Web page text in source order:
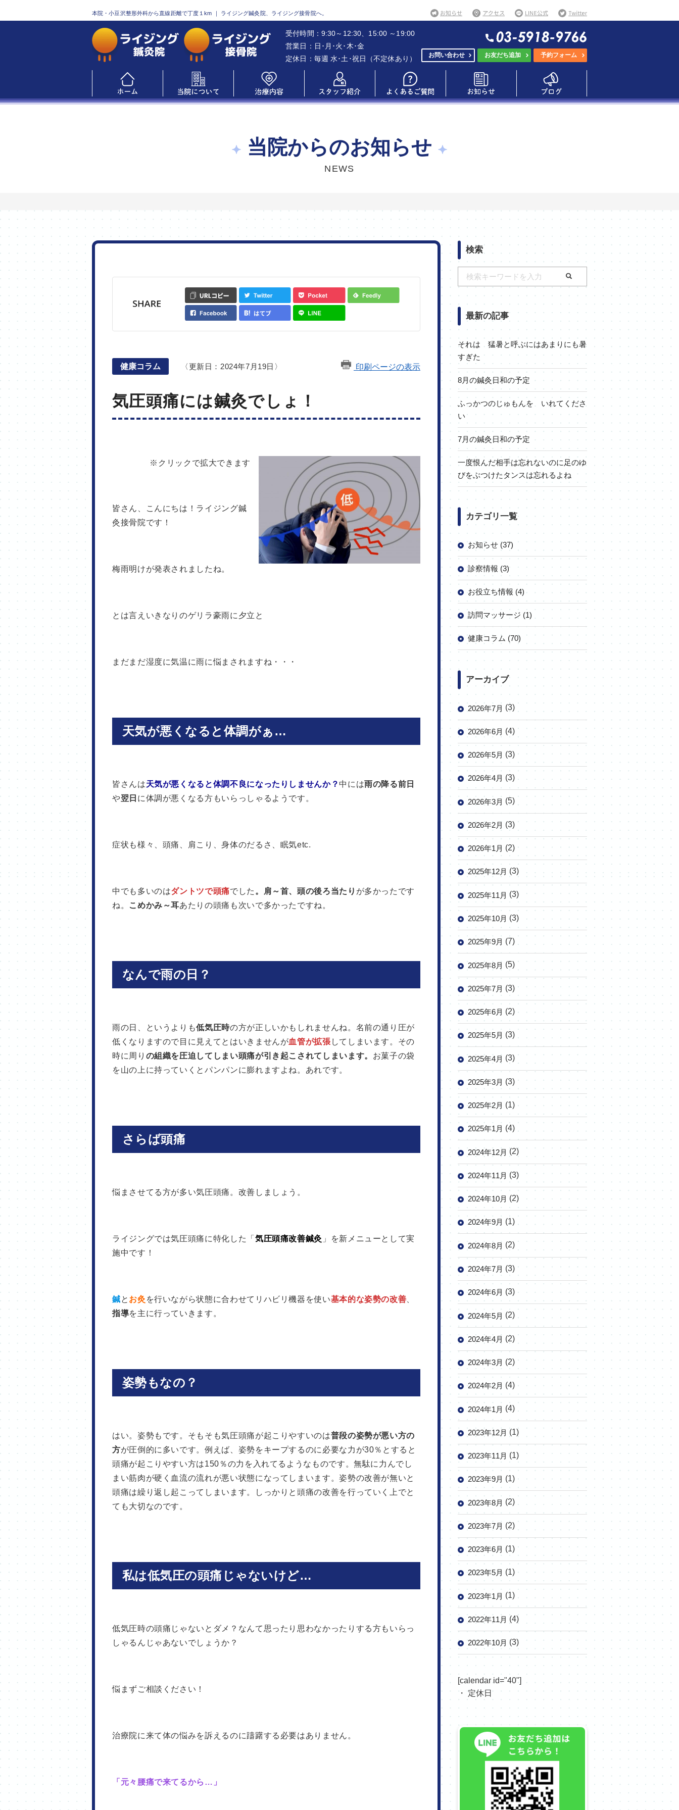
本院・小豆沢整形外科から直線距離で丁度１km ｜ ライジング鍼灸院、ライジング接骨院へ。
受付時間：9:30～12:30、15:00 ～19:00
営業日：日･月･火･木･金
定休日：毎週 水･土･祝日（不定休あり）
お問い合わせ お友だち追加 予約フォーム
当院からのお知らせ
NEWS
健康コラム 〈更新日：2024年7月19日〉 印刷ページの表示
気圧頭痛には鍼灸でしょ！
皆さん、こんにちは！ライジング鍼
灸接骨院です！
梅雨明けが発表されましたね。
とは言えいきなりのゲリラ豪雨に夕立と
まだまだ湿度に気温に雨に悩まされますね・・・
天気が悪くなると体調がぁ…
皆さんは天気が悪くなると体調不良になったりしませんか？ 中には雨の降る前日
や翌日 に体調が悪くなる方もいらっしゃるようです。
症状も様々、頭痛、肩こり、身体のだるさ、眠気etc.
中でも多いのはダントツで頭痛でした 。肩～首、頭の後ろ当たり が多かったです
ね。
こめかみ～耳あたりの頭痛も次いで多かったですね。
なんで雨の日？
雨の日、というよりも低気圧時の方が正しいかもしれませんね。名前の通り圧が
低くなりますので目に見えてとはいきませんが血管が拡張 してしまいます。その
時に周り の組織を圧迫してしまい頭痛が引き起こされてしまいます。 お菓子の袋
を山の上に持っていくとパンパンに膨れますよね。あれです。
さらば頭痛
悩まさせてる方が多い気圧頭痛。改善しましょう。
ライジングでは気圧頭痛に特化した「 気圧頭痛改善鍼灸 」を新メニューとして実
施中です！
鍼と お灸 を行いながら状態に合わせてリハビリ機器を使い基本的な姿勢の改善
指導を主に行っていきます。
姿勢もなの？
はい。姿勢もです。そもそも気圧頭痛が起こりやすいのは普段の姿勢が悪い方の
方が圧倒的に多いです。例えば、姿勢をキープするのに必要な力が30％とすると
頭痛が起こりやすい方は150％の力を入れてるようなものです。無駄に力んでし
まい筋肉が硬く血流の流れが悪い状態になってしまいます。姿勢の改善が無いと
頭痛は繰り返し起こってしまいます。しっかりと頭痛の改善を行っていく上でと
ても大切なのです。
私は低気圧の頭痛じゃないけど…
低気圧時の頭痛じゃないとダメ？なんて思ったり思わなかったりする方もいらっ
しゃるんじゃあないでしょうか？
悩まずご相談ください！
治療院に来て体の悩みを訴えるのに躊躇する必要はありません。
「元々腰痛で来てるから…」
検索
最新の記事
それは 猛暑と呼ぶにはあまりにも暑
すぎた
8月の鍼灸日和の予定
ふっかつのじゅもんを いれてくださ
い
7月の鍼灸日和の予定
一度恨んだ相手は忘れないのに足のゆ
びをぶつけたタンスは忘れるよね
カテゴリ一覧
お知らせ (37)
診察情報 (3)
お役立ち情報 (4)
訪問マッサージ (1)
健康コラム (70)
アーカイブ
2026年7月 (3)
2026年6月 (4)
2026年5月 (3)
2026年4月 (3)
2026年3月 (5)
2026年2月 (3)
2026年1月 (2)
2025年12月 (3)
2025年11月 (3)
2025年10月 (3)
2025年9月 (7)
2025年8月 (5)
2025年7月 (3)
2025年6月 (2)
2025年5月 (3)
2025年4月 (3)
2025年3月 (3)
2025年2月 (1)
2025年1月 (4)
2024年12月 (2)
2024年11月 (3)
2024年10月 (2)
2024年9月 (1)
2024年8月 (2)
2024年7月 (3)
2024年6月 (3)
2024年5月 (2)
2024年4月 (2)
2024年3月 (2)
2024年2月 (4)
2024年1月 (4)
2023年12月 (1)
2023年11月 (1)
2023年9月 (1)
2023年8月 (2)
2023年7月 (2)
2023年6月 (1)
2023年5月 (1)
2023年1月 (1)
2022年11月 (4)
2022年10月 (3)
[calendar id="40"]
・ 定休日